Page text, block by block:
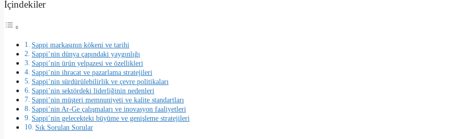
İçindekiler
Sappi markasının kökeni ve tarihi
Sappi’nin dünya çapındaki yaygınlığı
Sappi’nin ürün yelpazesi ve özellikleri
Sappi’nin ihracat ve pazarlama stratejileri
Sappi’nin sürdürülebilirlik ve çevre politikaları
Sappi’nin sektördeki liderliğinin nedenleri
Sappi’nin müşteri memnuniyeti ve kalite standartları
Sappi’nin Ar-Ge çalışmaları ve inovasyon faaliyetleri
Sappi’nin gelecekteki büyüme ve genişleme stratejileri
Sık Sorulan Sorular